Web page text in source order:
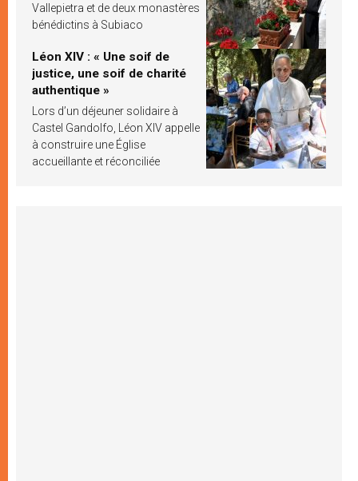
Vallepietra et de deux monastères
bénédictins à Subiaco
Léon XIV : « Une soif de
justice, une soif de charité
authentique »
Lors d’un déjeuner solidaire à
Castel Gandolfo, Léon XIV appelle
à construire une Église
accueillante et réconciliée